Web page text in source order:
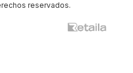
reservados.